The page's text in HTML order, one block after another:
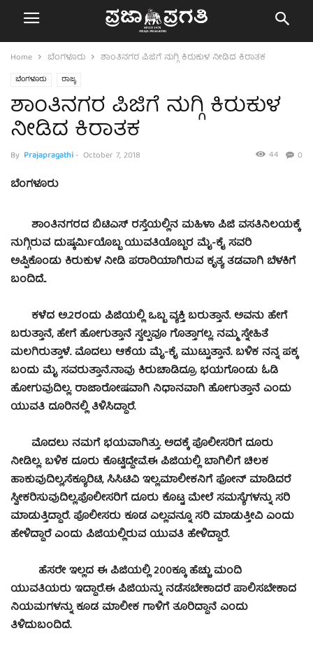
Home ಬೆಂಗಳೂರು ಶಾಂತಿನಗರ ಪಿಜಿಗೆ ನುಗ್ಗಿ ಕಿರುಕುಳ ನೀಡಿದ ಕಿರಾತಕ
ಬೆಂಗಳೂರು ರಾಜ್ಯ
ಶಾಂತಿನಗರ ಪಿಜಿಗೆ ನುಗ್ಗಿ ಕಿರುಕುಳ
ನೀಡಿದ ಕಿರಾತಕ
By Prajapragathi- October 7, 2018 0
44
ಬೆಂಗಳೂರು
ಶಾಂತಿನಗರದ ಬಿಟಿಎಸ್ ರಸ್ತೆಯಲ್ಲಿನ ಮಹಿಳಾ ಪಿಜಿ ವಸತಿನಿಲಯಕ್ಕೆ
ನುಗ್ಗಿರುವ ದುಷ್ಕರ್ಮಿಯೊಬ್ಬ ಯುವತಿಯೊಬ್ಬರ ಮೈ-ಕೈ ಸವರಿ
ಅಪ್ಪಿಕೊಂಡು ಕಿರುಕುಳ ನೀಡಿ ಪರಾರಿಯಾಗಿರುವ ಕೃತ್ಯ ತಡವಾಗಿ ಬೆಳಕಿಗೆ
ಬಂದಿದೆ..
ಕಳೆದ ಅ.2ರಂದು ಪಿಜಿಯಲ್ಲಿ ಒಬ್ಬ ವ್ಯಕ್ತಿ ಬರುತ್ತಾನೆ. ಅವನು ಹೇಗೆ
ಬರುತ್ತಾನೆ, ಹೇಗೆ ಹೋಗುತ್ತಾನೆ ಸ್ವಲ್ಪವೂ ಗೊತ್ತಾಗಲ್ಲ. ನಮ್ಮ ಸ್ನೇಹಿತೆ
ಮಲಗಿರುತ್ತಾಳೆ. ಮೊದಲು ಆಕೆಯ ಮೈ-ಕೈ ಮುಟ್ಟುತ್ತಾನೆ. ಬಳಿಕ ನನ್ನ ಪಕ್ಕ
ಬಂದು ಮೈ ಸವರುತ್ತಾನೆ.ನಾವು ಕಿರುಚಾಡಿದ್ರೂ ಭಯಗೊಂಡು ಓಡಿ
ಹೋಗುವುದಿಲ್ಲ. ರಾಜಾರೋಷವಾಗಿ ನಿಧಾನವಾಗಿ ಹೋಗುತ್ತಾನೆ ಎಂದು
ಯುವತಿ ದೂರಿನಲ್ಲಿ ತಿಳಿಸಿದ್ದಾರೆ.
ಮೊದಲು ನಮಗೆ ಭಯವಾಗಿತ್ತು. ಅದಕ್ಕೆ ಪೊಲೀಸರಿಗೆ ದೂರು
ನೀಡಿಲ್ಲ. ಬಳಿಕ ದೂರು ಕೊಟ್ಟಿದ್ದೇವೆ.ಈ ಪಿಜಿಯಲ್ಲಿ ಬಾಗಿಲಿಗೆ ಚಿಲಕ
ಹಾಕುವುದಿಲ್ಲ,ಸೆಕ್ಯೂರಿಟಿ, ಸಿಸಿಟಿವಿ ಇಲ್ಲ.ಮಾಲೀಕನಿಗೆ ಫೋನ್ ಮಾಡಿದರೆ
ಸ್ವೀಕರಿಸುವುದಿಲ್ಲ.ಪೊಲೀಸರಿಗೆ ದೂರು ಕೊಟ್ಟ ಮೇಲೆ ಸಮಸ್ಯೆಗಳನ್ನು ಸರಿ
ಮಾಡುತ್ತಿದ್ದಾರೆ. ಪೊಲೀಸರು ಕೂಡ ಎಲ್ಲವನ್ನೂ ಸರಿ ಮಾಡುತ್ತೀವಿ ಎಂದು
ಹೇಳಿದ್ದಾರೆ ಎಂದು ಪಿಜಿಯಲ್ಲಿರುವ ಯುವತಿ ಹೇಳಿದ್ದಾರೆ.
ಹೆಸರೇ ಇಲ್ಲದ ಈ ಪಿಜಿಯಲ್ಲಿ 200ಕ್ಕೂ ಹೆಚ್ಚು ಮಂದಿ
ಯುವತಿಯರು ಇದ್ದಾರೆ.ಈ ಪಿಜಿಯನ್ನು ನಡೆಸಬೇಕಾದರೆ ಪಾಲಿಸಬೇಕಾದ
ನಿಯಮಗಳನ್ನು ಕೂಡ ಮಾಲೀಕ ಗಾಳಿಗೆ ತೂರಿದ್ದಾನೆ ಎಂದು
ತಿಳಿದುಬಂದಿದೆ.